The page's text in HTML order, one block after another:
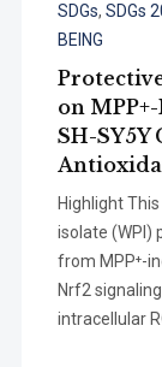
SDGs, SDGs
BEING
on
SH-
Highlight
isolate (WPI)
from MPP⁺-
Nrf2
intracellular